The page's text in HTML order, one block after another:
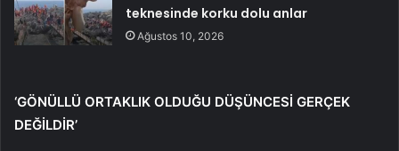
teknesinde korku dolu anlar
Ağustos 10, 2026
‘GÖNÜLLÜ ORTAKLIK OLDUĞU DÜŞÜNCESİ GERÇEK
DEĞİLDİR’